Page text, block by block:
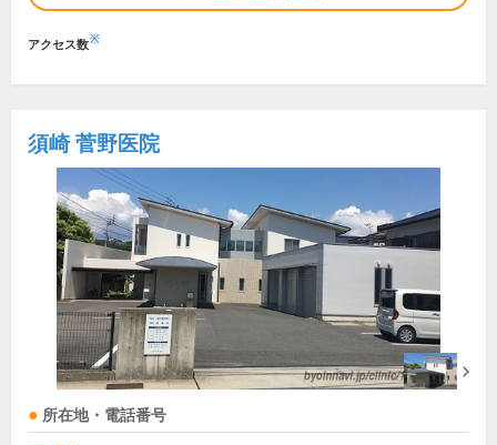
アクセス数※
須崎 菅野医院
所在地・電話番号